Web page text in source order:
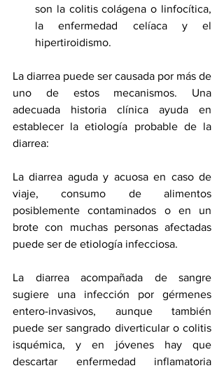
son la colitis colágena o linfocítica,
la enfermedad celíaca y el
hipertiroidismo.
La diarrea puede ser causada por más de
uno de estos mecanismos. Una
adecuada historia clínica ayuda en
establecer la etiología probable de la
diarrea:
La diarrea aguda y acuosa en caso de
viaje, consumo de alimentos
posiblemente contaminados o en un
brote con muchas personas afectadas
puede ser de etiología infecciosa.
La diarrea acompañada de sangre
sugiere una infección por gérmenes
entero-invasivos, aunque también
puede ser sangrado diverticular o colitis
isquémica, y en jóvenes hay que
descartar enfermedad inflamatoria